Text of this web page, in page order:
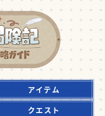
アイテム
クエスト